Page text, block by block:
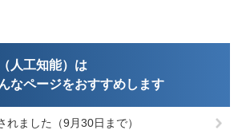
人工知能）は
なページをおすすめします
れました（9月30日まで）